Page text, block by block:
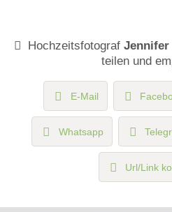
Hochzeitsfotograf Jennifer
teilen und
E-Mail
Whatsapp
Url/Link